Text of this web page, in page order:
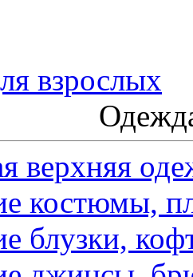
взрослых
верхняя
костюмы,
блузки,